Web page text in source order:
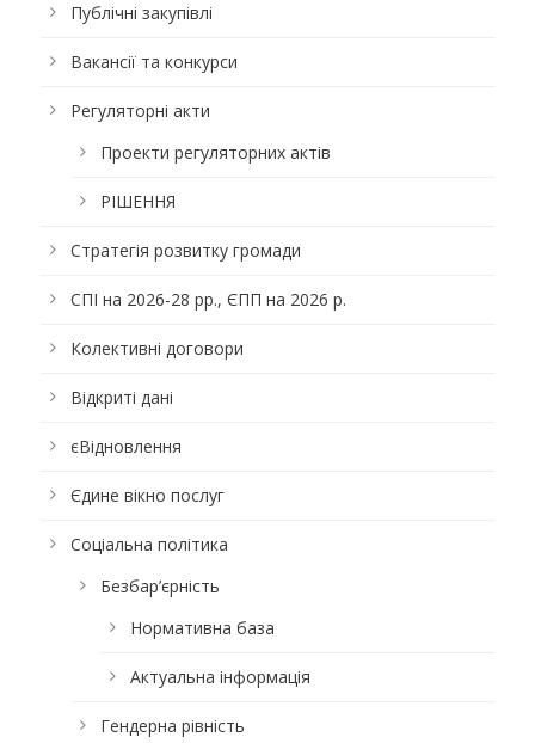
Публічні закупівлі
Вакансії та конкурси
Регуляторні акти
Проекти регуляторних актів
РІШЕННЯ
Стратегія розвитку громади
СПІ на 2026-28 рр., ЄПП на 2026 р.
Колективні договори
Відкриті дані
єВідновлення
Єдине вікно послуг
Соціальна політика
Безбар’єрність
Нормативна база
Актуальна інформація
Гендерна рівність